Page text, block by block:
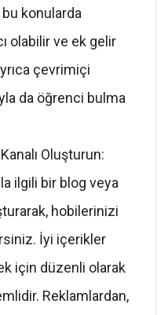
bu konularda
olabilir ve ek gelir
çevrimiçi
da öğrenci bulma
Oluşturun:
ilgili bir blog veya
hobilerinizi
İyi içerikler
için düzenli olarak
Reklamlardan,